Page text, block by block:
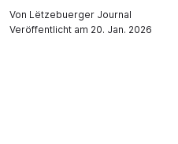
Von Lëtzebuerger Journal
Veröffentlicht am 20. Jan. 2026